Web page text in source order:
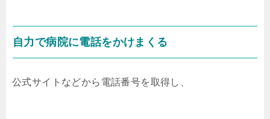
自力で病院に電話をかけまくる
公式サイトなどから電話番号を取得し、